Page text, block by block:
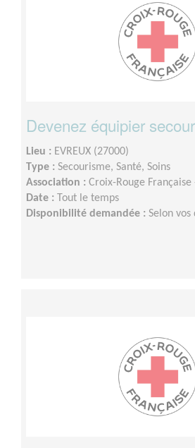
Devenez équipier
Lieu : EVREUX (27000)
Type : Secourisme, Santé, Soins
Association : Croix-Rouge
Date : Tout le temps
Disponibilité demandée : Selon